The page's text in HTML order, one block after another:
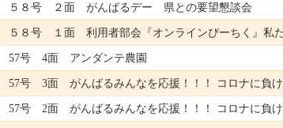
５８号 ２面 がんばるデー 県との要望懇談会
５８号 １面 利用者部会『オンラインぴーちく』私
57号 4面 アンダンテ農園
57号 3面 がんばるみんなを応援！！！ コロナに負け
57号 2面 がんばるみんなを応援！！！ コロナに負け